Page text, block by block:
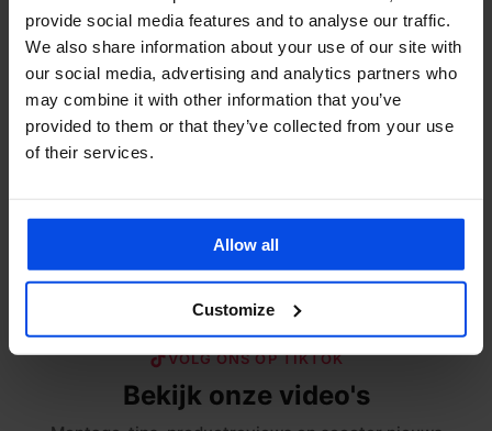
provide social media features and to analyse our traffic.
We also share information about your use of our site with
our social media, advertising and analytics partners who
may combine it with other information that you’ve
provided to them or that they’ve collected from your use
of their services.
Allow all
Customize
Webwinkel Keurmerk
Merken
Delen:
VOLG ONS OP TIKTOK
Bekijk onze video's